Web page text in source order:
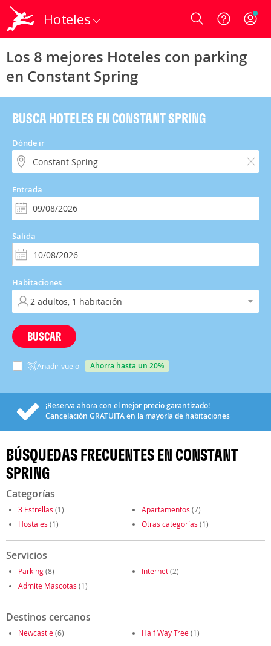
Hoteles Login
Los 8 mejores Hoteles con parking
en Constant Spring
BUSCA HOTELES EN CONSTANT SPRING
Dónde ir
Entrada
Salida
Habitaciones
BUSCAR
Añadir vuelo ahorra hasta un 20%
¡Reserva ahora con el mejor precio garantizado!
Cancelación GRATUITAen la mayoría de habitaciones
BÚSQUEDAS FRECUENTES EN CONSTANT
SPRING
Categorías
3 Estrellas (1) Apartamentos (7)
Hostales (1) Otras categorías (1)
Servicios
Parking(8) Internet(2)
Admite Mascotas (1)
Destinos cercanos
Newcastle(6) Half Way Tree(1)